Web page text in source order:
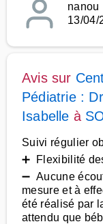
nanou
13/04/
Avis sur
Pédiatrie :
Isabelle à
Suivi régulier
➕ Flexibilité
➖ Aucune
mesure et à
été réalisé par
attendu que